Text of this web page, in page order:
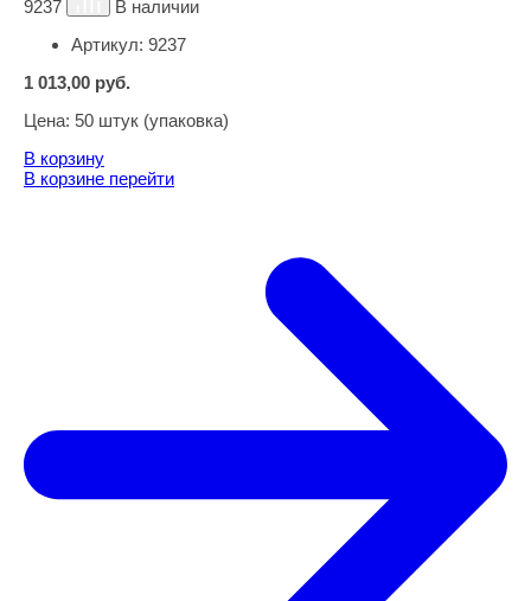
9237
В наличии
Артикул: 9237
1 013,00 руб.
Цена: 50 штук (упаковка)
В корзину
В корзине перейти